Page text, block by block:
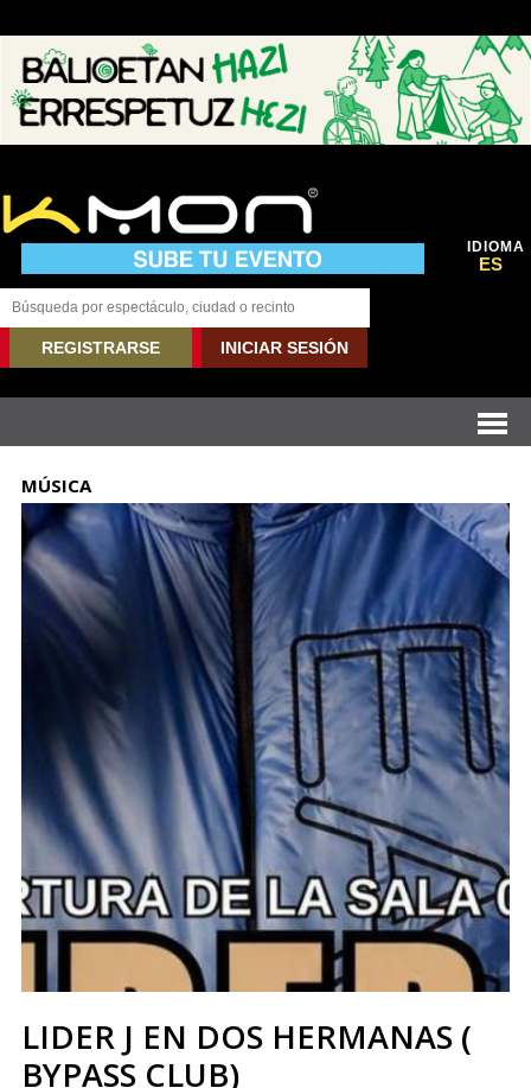
IDIOMA
ES
REGISTRARSE INICIAR SESIÓN
MÚSICA
LIDER J EN DOS HERMANAS (
BYPASS CLUB)